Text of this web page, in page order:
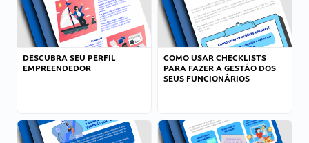
DESCUBRA SEU PERFIL
EMPREENDEDOR
COMO USAR CHECKLISTS
PARA FAZER A GESTÃO DOS
SEUS FUNCIONÁRIOS